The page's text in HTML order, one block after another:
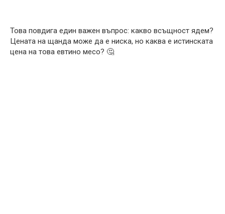
Това повдига един важен въпрос: какво всъщност ядем?
Цената на щанда може да е ниска, но каква е истинската
цена на това евтино месо? 🤔